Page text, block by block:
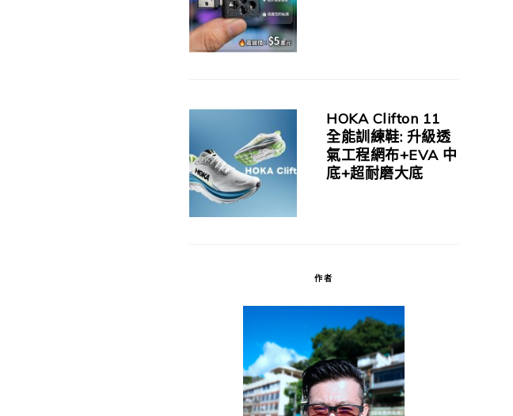
HOKA Clifton 11
全能訓練鞋: 升級透
氣工程網布+EVA 中
底+超耐磨大底
作者